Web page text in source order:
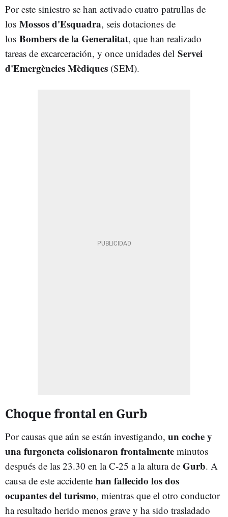
Por este siniestro se han activado cuatro patrullas de
los Mossos d'Esquadra, seis dotaciones de
los Bombers de la Generalitat, que han realizado
tareas de excarceración, y once unidades del Servei
d'Emergències Mèdiques (SEM).
Choque frontal en Gurb
Por causas que aún se están investigando, un coche y
una furgoneta colisionaron frontalmente minutos
después de las 23.30 en la C-25 a la altura de Gurb. A
causa de este accidente han fallecido los dos
ocupantes del turismo, mientras que el otro conductor
ha resultado herido menos grave y ha sido trasladado